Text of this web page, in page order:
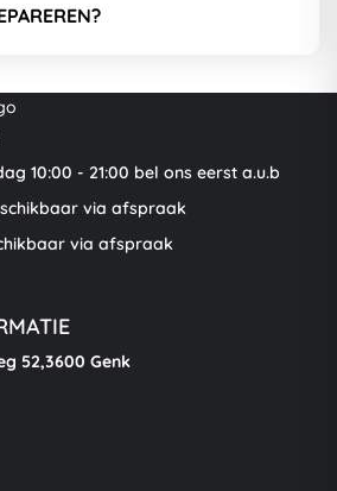
10:00 - 21:00 bel ons eerst a.u.b
via afspraak
via afspraak
52,3600 Genk